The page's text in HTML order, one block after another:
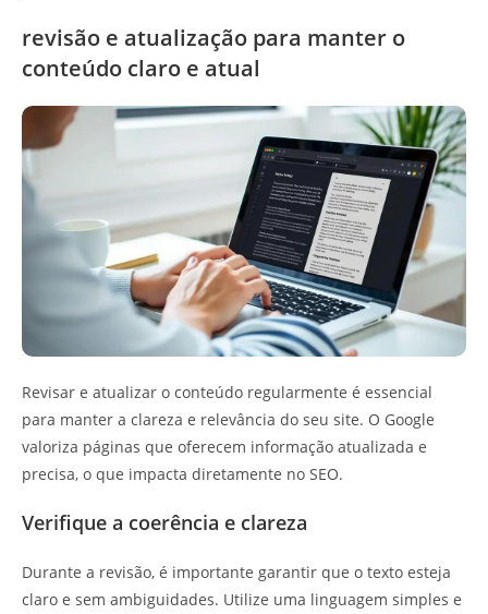
revisão e atualização para manter o
conteúdo claro e atual
Revisar e atualizar o conteúdo regularmente é essencial
para manter a clareza e relevância do seu site. O Google
valoriza páginas que oferecem informação atualizada e
precisa, o que impacta diretamente no SEO.
Verifique a coerência e clareza
Durante a revisão, é importante garantir que o texto esteja
claro e sem ambiguidades. Utilize uma linguagem simples e